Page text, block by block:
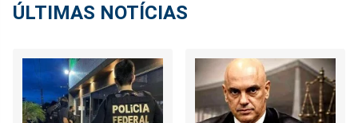
ÚLTIMAS NOTÍCIAS